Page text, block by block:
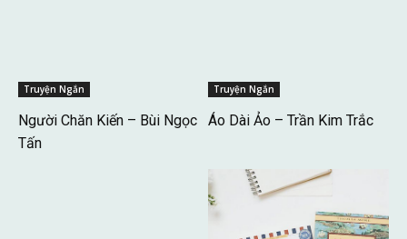
Truyện Ngắn
Người Chăn Kiến – Bùi Ngọc
Tấn
Truyện Ngắn
Áo Dài Ảo – Trần Kim Trắc